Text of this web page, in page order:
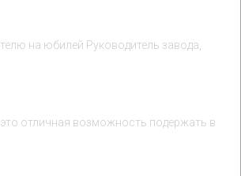
на юбилей Руководитель завода,
отличная возможность подержать в